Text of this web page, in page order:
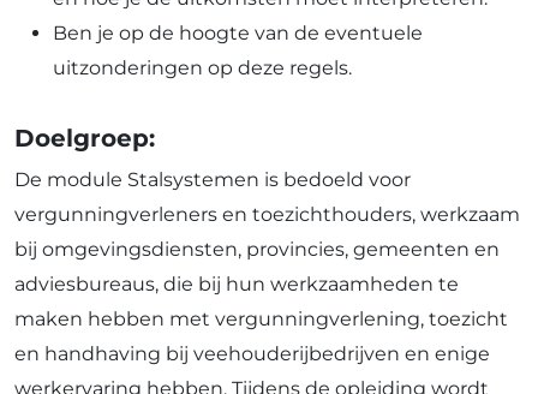
Ben je op de hoogte van de eventuele
uitzonderingen op deze regels.
Doelgroep:
De module Stalsystemen is bedoeld voor
vergunningverleners en toezichthouders, werkzaam
bij omgevingsdiensten, provincies, gemeenten en
adviesbureaus, die bij hun werkzaamheden te
maken hebben met vergunningverlening, toezicht
en handhaving bij veehouderijbedrijven en enige
werkervaring hebben. Tijdens de opleiding wordt